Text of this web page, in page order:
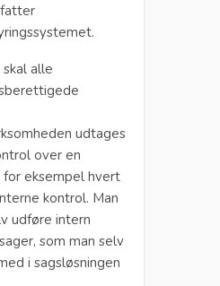
alle
udtages
over en
eksempel hvert
kontrol. Man
udføre intern
som man selv
i sagsløsningen